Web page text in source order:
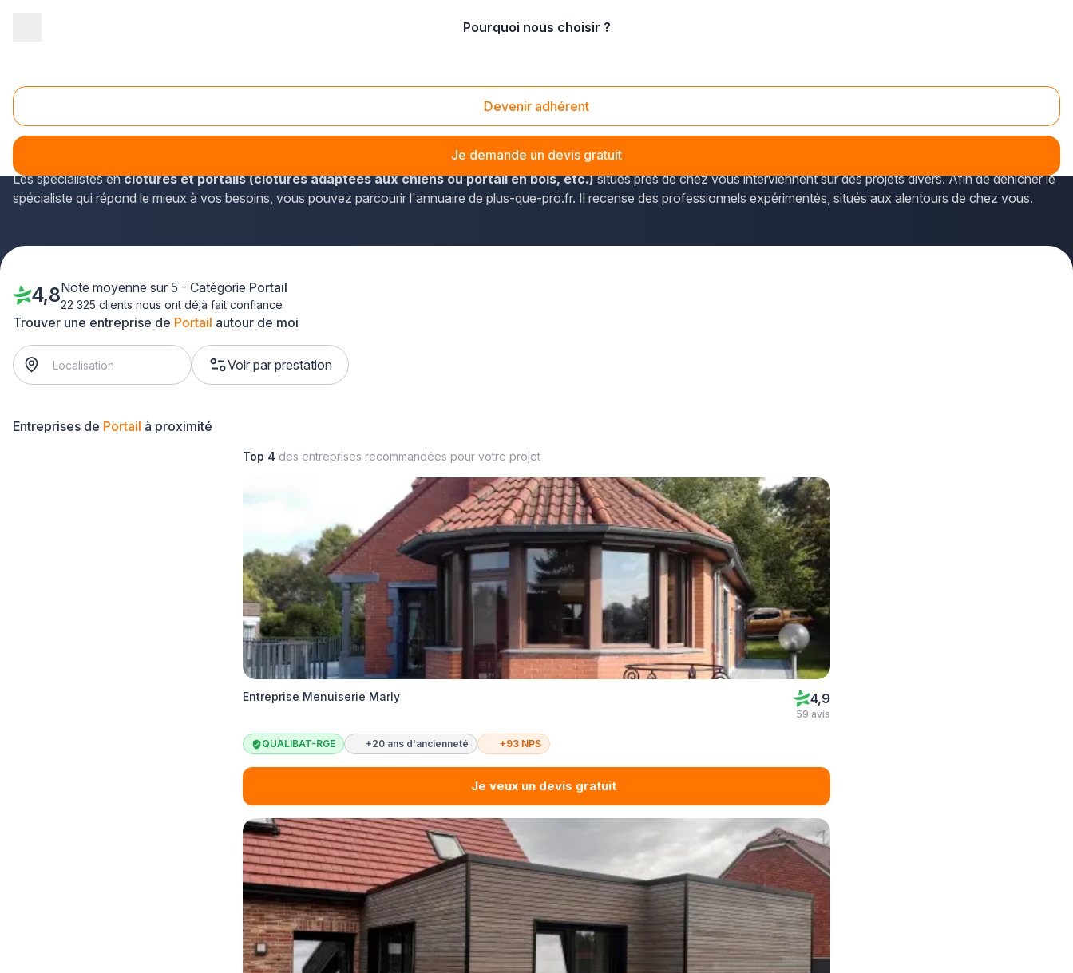
Pourquoi nous choisir ?
Devenir adhérent
Je demande un devis gratuit
Portail Saint-Amand-les-Eaux (59230)
Plus-que-pro.fr est un répertoire qui sert à trouver les informations de contact des professionnels de Saint-Amand-les-Eaux et des villes dans les environs dans le département du
Nord (Nord-Pas-de-Calais).
Les spécialistes enclôtures et portails (clôtures adaptées aux chiens ou portail en bois, etc.)situés près de chez vous interviennent sur des projets divers. Afin de dénicher le
spécialiste qui répond le mieux à vos besoins, vous pouvez parcourir l'annuaire de plus-que-pro.fr. Il recense des professionnels expérimentés, situés aux alentours de chez vous.
Trouver une entreprise de Portail autour de moi
Voir par prestation
4,8Note moyenne sur 5 - Catégorie Portail
22 325 clients nous ont déjà fait confiance
Entreprises de Portail à proximité
Top 4 des entreprises recommandées pour votre projet
Entreprise Menuiserie Marly 4,9
59 avis
QUALIBAT-RGE +20 ans d'ancienneté +93 NPS
Je veux un devis gratuit